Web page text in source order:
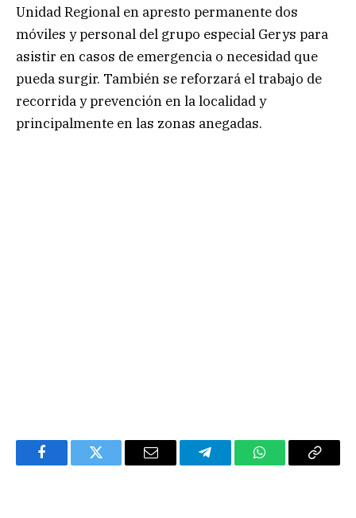
Unidad Regional en apresto permanente dos
móviles y personal del grupo especial Gerys para
asistir en casos de emergencia o necesidad que
pueda surgir. También se reforzará el trabajo de
recorrida y prevención en la localidad y
principalmente en las zonas anegadas.
FacebookTwitter Email TelegramWhatsAppCopy